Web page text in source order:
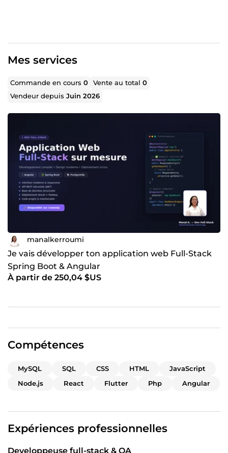
Mes services
Commande en cours0 Vente au total0
Vendeur depuisJuin 2026
manalkerroumi
Je vais développer ton application web Full-Stack
Spring Boot & Angular
À partir de 250,04 $US
Compétences
MySQL SQL CSS HTML
JavaScript
Node.js
React Flutter Php Angular
Expériences professionnelles
Developpeuse full-stack & QA